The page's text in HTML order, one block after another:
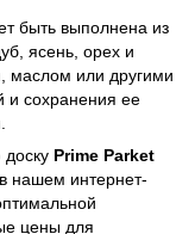
быть выполнена из
ясень, орех и
маслом или другими
и сохранения ее
Prime Parket
нашем интернет-
цены для